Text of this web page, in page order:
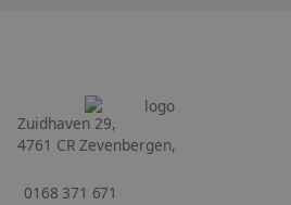
Zuidhaven 29,
4761 CR Zevenbergen,
0168 371 671